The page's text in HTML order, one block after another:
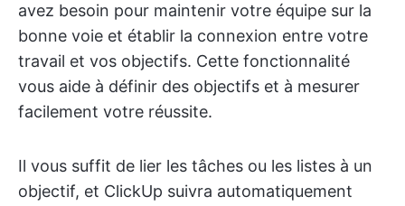
avez besoin pour maintenir votre équipe sur la
bonne voie et établir la connexion entre votre
travail et vos objectifs. Cette fonctionnalité
vous aide à définir des objectifs et à mesurer
facilement votre réussite.
Il vous suffit de lier les tâches ou les listes à un
objectif, et ClickUp suivra automatiquement